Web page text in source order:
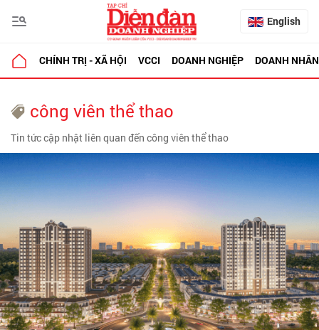
English
CHÍNH TRỊ - XÃ HỘI VCCI DOANH NGHIỆP DOANH NHÂN
công viên thể thao
Tin tức cập nhật liên quan đến công viên thể thao